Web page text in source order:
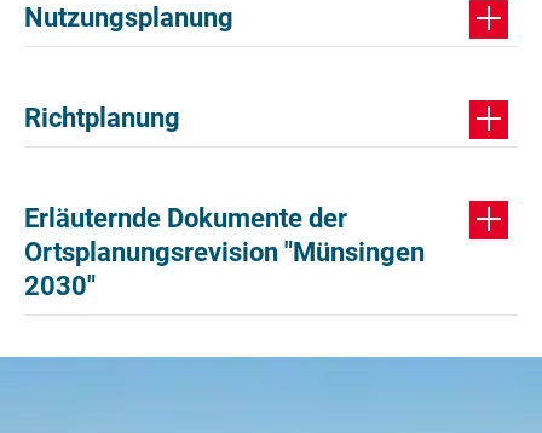
Nutzungsplanung
Richtplanung
Erläuternde Dokumente der
Ortsplanungsrevision "Münsingen
2030"